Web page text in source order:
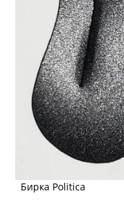
Бирка Politica